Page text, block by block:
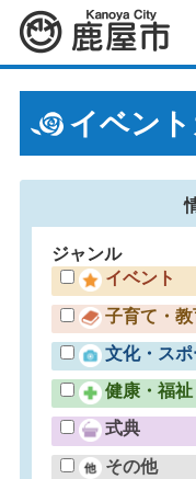
鹿屋市
イベン
ジャンル
イベント
子育て・教
文化・ス
健康・福祉
式典
その他